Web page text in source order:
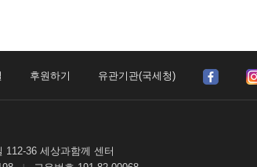
후원하기 유관기관(국세청)
36 세상과함께 센터